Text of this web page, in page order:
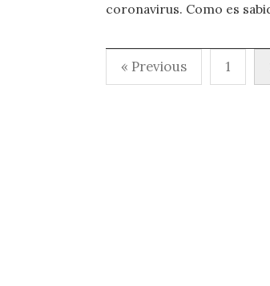
coronavirus. Como es
Paginación
« Previous 1